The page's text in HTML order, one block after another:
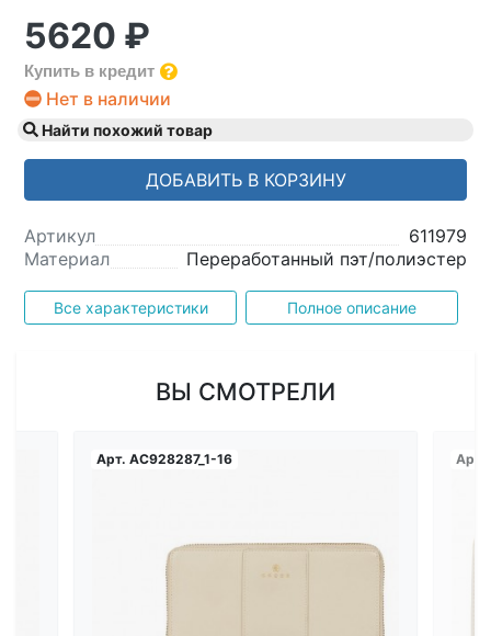
5620 ₽
Купить в кредит
Нет в наличии
Найти похожий товар
ДОБАВИТЬ В КОРЗИНУ
Артикул
611979
Материал
Переработанный пэт/полиэстер
Все характеристики Полное описание
ВЫ СМОТРЕЛИ
Арт. AC928287_1-16 Арт.